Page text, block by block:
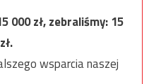
000zł, zebraliśmy:15
zł.
wsparcia naszej